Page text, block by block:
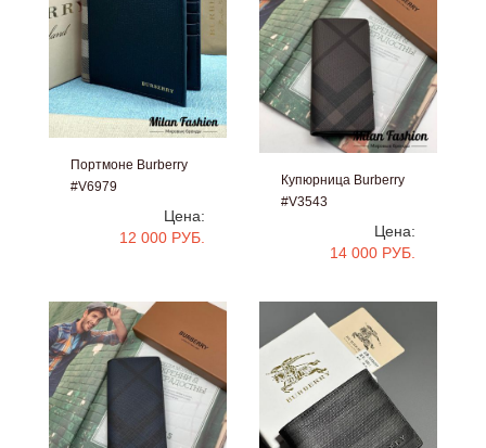
Портмоне Burberry
#V6979
Цена:
12 000 РУБ.
Купюрница Burberry
#V3543
Цена:
14 000 РУБ.